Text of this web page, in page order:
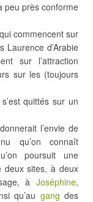
peu près conforme
commencent sur
Laurence d’Arabie
sur l’attraction
sur les (toujours
quittés sur un
l’envie de
qu’on connaît
poursuit une
deux sites, à deux
à Joséphine,
qu’au gang des